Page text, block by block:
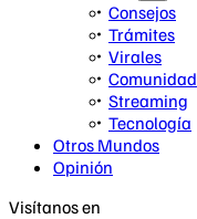
Consejos
Trámites
Virales
Comunidad
Streaming
Tecnología
Otros Mundos
Opinión
Visítanos en